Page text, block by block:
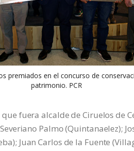
premiados en el concurso de
patrimonio. PCR
fuera alcalde de Ciruelos de
Palmo (Quintanaelez);
Juan Carlos de la Fuente